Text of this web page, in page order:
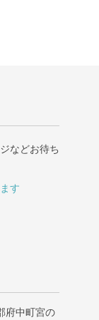
などお待ち
す
府中町宮の